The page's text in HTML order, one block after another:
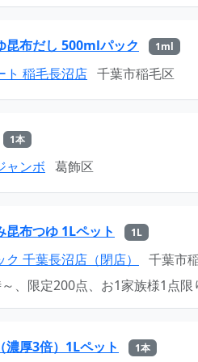
昆布だし 500mlパック 1ml
ト 稲毛長沼店 千葉市稲毛区
1本
ャンボ 葛飾区
昆布つゆ 1Lペット 1L
千葉長沼店（閉店） 千葉市
、限定200点、お1家族様1点限
濃厚3倍）1Lペット 1本